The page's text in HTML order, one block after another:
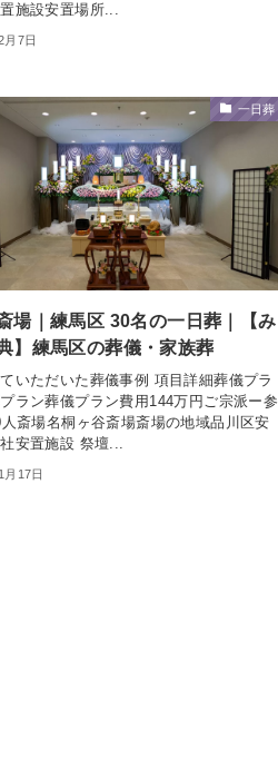
施設安置場所...
月7日
一日葬
場｜練馬区 30名の一日葬｜【み
】練馬区の葬儀・家族葬
いただいた葬儀事例 項目詳細葬儀プラ
ラン葬儀プラン費用144万円ご宗派ー参
斎場名桐ヶ谷斎場斎場の地域品川区安
安置施設 祭壇...
月17日